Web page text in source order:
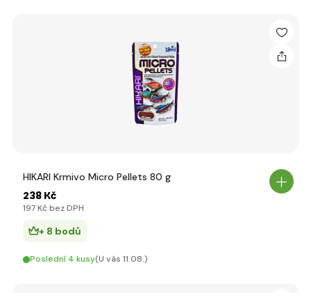
HIKARI Krmivo Micro Pellets 80 g
238 Kč
197 Kč bez DPH
+ 8 bodů
Poslední 4 kusy(U vás 11.08.)